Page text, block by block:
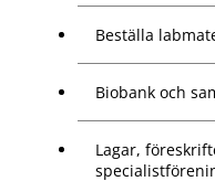
Beställa
Biobank och
Lagar,